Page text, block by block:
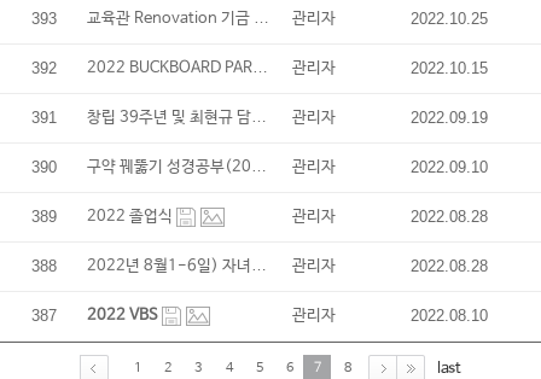
393 관리자 2022.10.25
392 관리자 2022.10.15
391 관리자 2022.09.19
390 관리자 2022.09.10
389 2022 졸업식 관리자 2022.08.28
388 관리자 2022.08.28
387 2022 VBS 관리자 2022.08.10
1 2 3 4 5 6 7 8 last